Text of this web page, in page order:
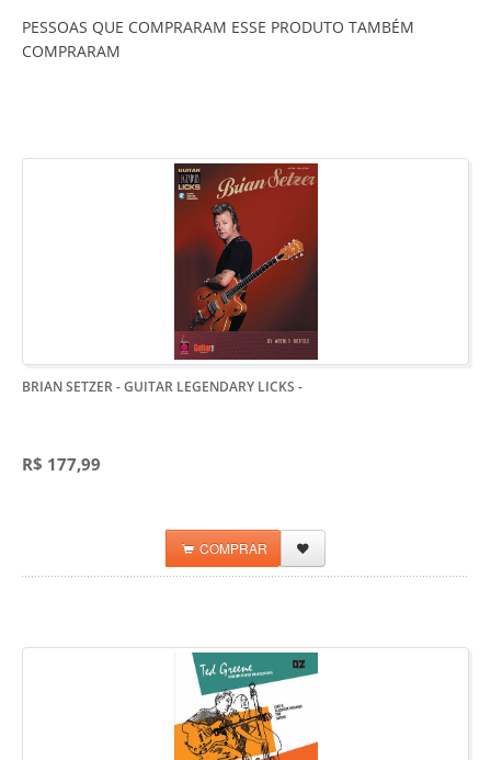
PESSOAS QUE COMPRARAM ESSE PRODUTO TAMBÉM
COMPRARAM
BRIAN SETZER - GUITAR LEGENDARY LICKS -
R$ 177,99
COMPRAR